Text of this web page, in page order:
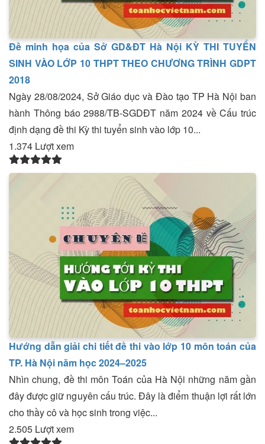
Đề minh họa của Sở GD&ĐT Hà Nội KỲ THI TUYỂN
SINH VÀO LỚP 10 THPT THEO CHƯƠNG TRÌNH GDPT
2018
Ngày 28/08/2024, Sở Giáo dục và Đào tạo TP Hà Nội ban
hành Thông báo 2988/TB-SGDĐT năm 2024 về Cấu trúc
định dạng đề thi Kỳ thi tuyển sinh vào lớp 10...
1.374 Lượt xem
Hướng dẫn giải chi tiết đề thi vào lớp 10 môn toán của
TP. Hà Nội năm học 2024–2025
Nhìn chung, đề thi môn Toán của Hà Nội những năm gần
đây được giữ nguyên cấu trúc. Đây là điểm thuận lợi rất lớn
cho thầy cô và học sinh trong việc...
2.505 Lượt xem